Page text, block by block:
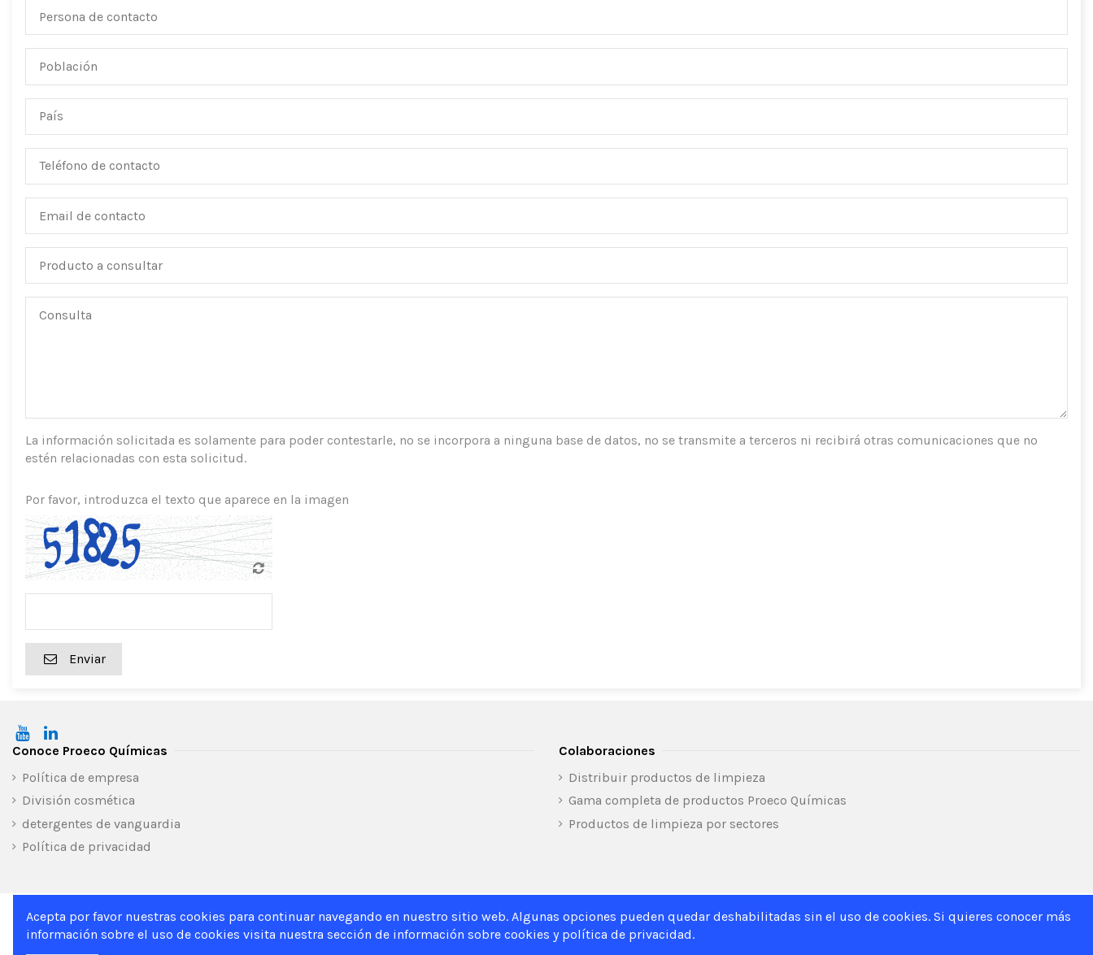
La información solicitada es solamente para poder contestarle, no se incorpora a ninguna base de datos, no se transmite a terceros ni recibirá otras comunicaciones que no
estén relacionadas con esta solicitud.
Por favor, introduzca el texto que aparece en la imagen
Enviar
Conoce Proeco Químicas
Política de empresa
División cosmética
detergentes de vanguardia
Política de privacidad
Colaboraciones
Distribuir productos de limpieza
Gama completa de productos Proeco Químicas
Productos de limpieza por sectores
Inicio
Acepta por favor nuestras cookies para continuar navegando en nuestro sitio web. Algunas opciones pueden quedar deshabilitadas sin el uso de cookies. Si quieres conocer más
información sobre el uso de cookies visita nuestra sección de información sobre cookies y política de privacidad.